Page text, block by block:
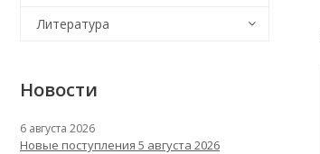
Литература
Новости
6 августа 2026
Новые поступления 5 августа 2026